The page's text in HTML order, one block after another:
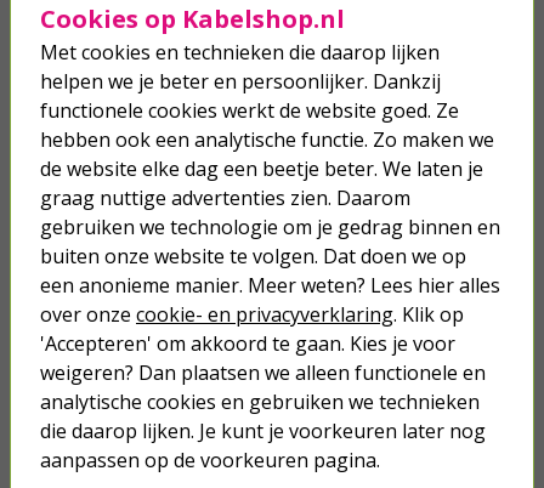
vergroten
Geheugen:
64 GB 128 GB 256 GB 512 GB
Morgen in huis! Toevoegen
De huidige prijs geldt zolang de voorraad strekt. Voor
aantallen buiten onze actuele voorraad kunnen prijzen
afwijken door dagelijks wisselende markttarieven.
Micro SDHC kaart met adapter | Philips | 32 GB (Class
10, 2 stuks)
Cookies op Kabelshop.nl
Met cookies en technieken die daarop lijken
helpen we je beter en persoonlijker. Dankzij
functionele cookies werkt de website goed. Ze
hebben ook een analytische functie. Zo maken we
de website elke dag een beetje beter. We laten je
graag nuttige advertenties zien. Daarom
gebruiken we technologie om je gedrag binnen en
buiten onze website te volgen. Dat doen we op
een anonieme manier. Meer weten? Lees hier alles
over onze cookie- en privacyverklaring. Klik op
'Accepteren' om akkoord te gaan. Kies je voor
weigeren? Dan plaatsen we alleen functionele en
analytische cookies en gebruiken we technieken
die daarop lijken. Je kunt je voorkeuren later nog
aanpassen op de voorkeuren pagina.